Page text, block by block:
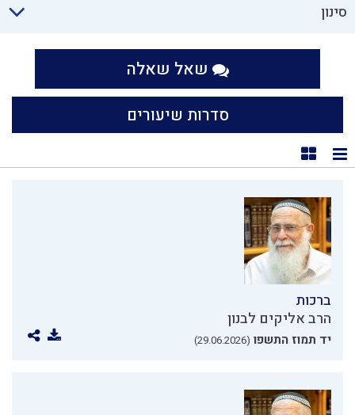
סינון
שאל שאלה
סדרות שיעורים
תצוגת רשימה
תצוגת קוביות
ברכות
הרב אליקים לבנון
יד תמוז התשפו (29.06.2026)